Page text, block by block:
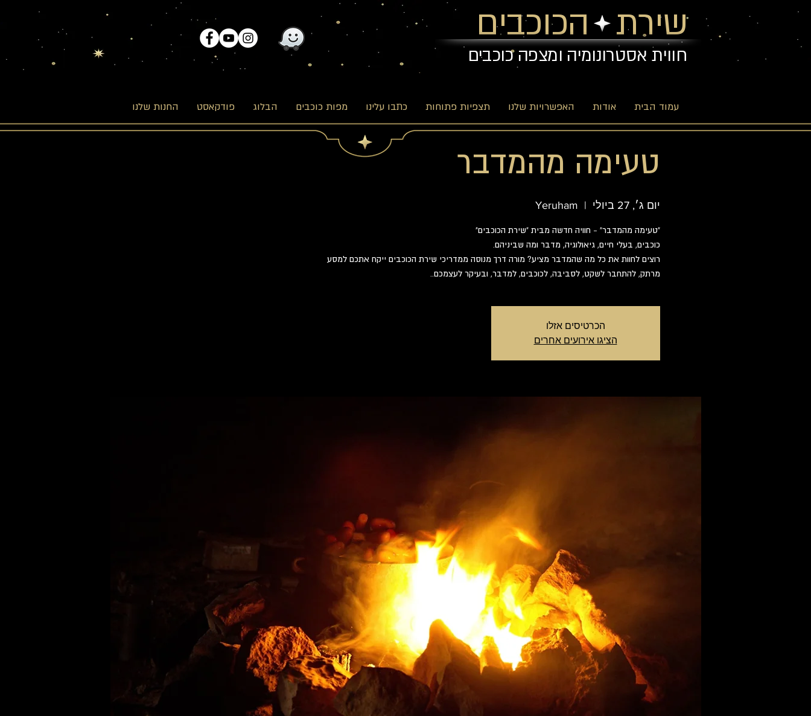
שירת הכוכבים
חווית אסטרונומיה ומצפה כוכבים
עמוד הבית אודות האפשרויות שלנו תצפיות פתוחות כתבו עלינו מפות כוכבים הבלוג פודקאסט החנות שלנו
טעימה מהמדבר
יום ג׳, 27 ביולי
  |
Yeruham
רוצים לחוות את כל מה שהמדבר מציע? מורה דרך מנוסה ממדריכי שירת הכוכבים ייקח אתכם למסע
מרתק, להתחבר לשקט, לסביבה, לכוכבים, למדבר, ובעיקר לעצמכם..
הכרטיסים אזלו
הציגו אירועים אחרים